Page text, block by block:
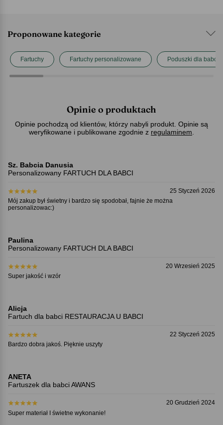
Proponowane kategorie
Fartuchy Fartuchy personalizowane Poduszki dla babci
Opinie o produktach
Opinie pochodzą od klientów, którzy nabyli produkt. Opinie są
weryfikowane i publikowane zgodnie z regulaminem
Personalizowany FARTUCH DLA BABCI
Sz. Babcia Danusia
25 Styczeń 2026
Mój zakup był świetny i bardzo się spodobał, fajnie że można
personalizowac:)
Personalizowany FARTUCH DLA BABCI
Paulina
20 Wrzesień 2025
Super jakość i wzór
Fartuch dla babci RESTAURACJA U BABCI
Alicja
22 Styczeń 2025
Bardzo dobra jakoś. Pięknie uszyty
Fartuszek dla babci AWANS
ANETA
20 Grudzień 2024
Super materiał I świetne wykonanie!